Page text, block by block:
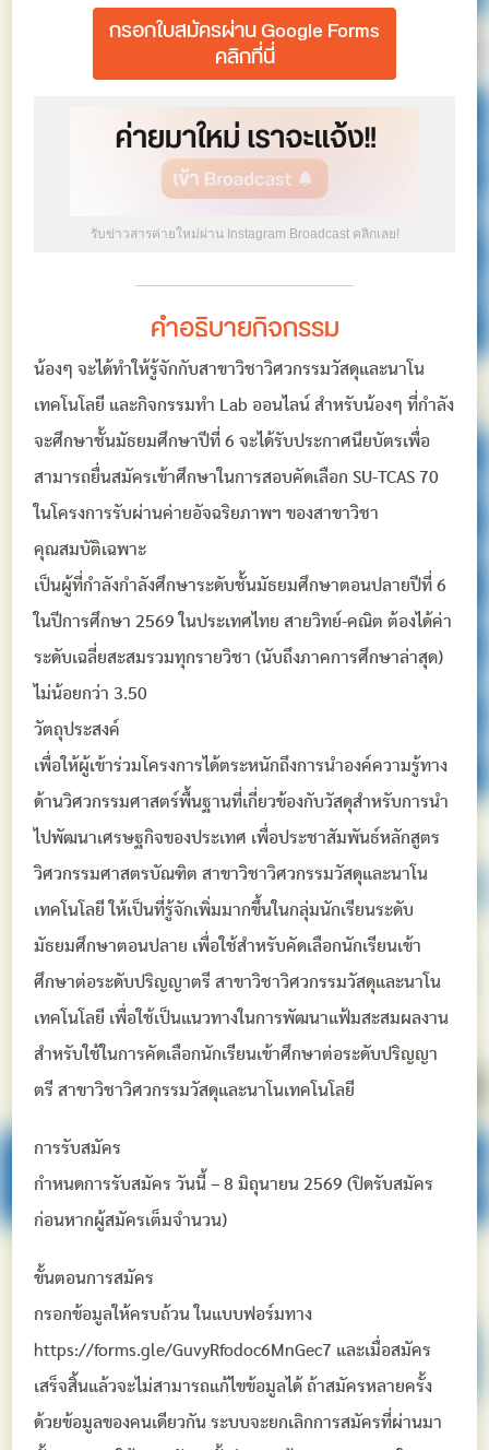
กรอกใบสมัครผ่าน Google Forms
คลิกที่นี่
รับข่าวสารค่ายใหม่ผ่าน Instagram Broadcast คลิกเลย!
คำอธิบายกิจกรรม
น้องๆ จะได้ทำให้รู้จักกับสาขาวิชาวิศวกรรมวัสดุและนาโน
เทคโนโลยี และกิจกรรมทำ Lab ออนไลน์ สำหรับน้องๆ ที่กำลัง
จะศึกษาชั้นมัธยมศึกษาปีที่ 6 จะได้รับประกาศนียบัตรเพื่อ
สามารถยื่นสมัครเข้าศึกษาในการสอบคัดเลือก SU-TCAS 70
ในโครงการรับผ่านค่ายอัจฉริยภาพฯ ของสาขาวิชา
คุณสมบัติเฉพาะ
เป็นผู้ที่กำลังกำลังศึกษาระดับชั้นมัธยมศึกษาตอนปลายปีที่ 6
ในปีการศึกษา 2569 ในประเทศไทย สายวิทย์-คณิต ต้องได้ค่า
ระดับเฉลี่ยสะสมรวมทุกรายวิชา (นับถึงภาคการศึกษาล่าสุด)
ไม่น้อยกว่า 3.50
วัตถุประสงค์
เพื่อให้ผู้เข้าร่วมโครงการได้ตระหนักถึงการนำองค์ความรู้ทาง
ด้านวิศวกรรมศาสตร์พื้นฐานที่เกี่ยวข้องกับวัสดุสำหรับการนำ
ไปพัฒนาเศรษฐกิจของประเทศ เพื่อประชาสัมพันธ์หลักสูตร
วิศวกรรมศาสตรบัณฑิต สาขาวิชาวิศวกรรมวัสดุและนาโน
เทคโนโลยี ให้เป็นที่รู้จักเพิ่มมากขึ้นในกลุ่มนักเรียนระดับ
มัธยมศึกษาตอนปลาย เพื่อใช้สำหรับคัดเลือกนักเรียนเข้า
ศึกษาต่อระดับปริญญาตรี สาขาวิชาวิศวกรรมวัสดุและนาโน
เทคโนโลยี เพื่อใช้เป็นแนวทางในการพัฒนาแฟ้มสะสมผลงาน
สำหรับใช้ในการคัดเลือกนักเรียนเข้าศึกษาต่อระดับปริญญา
ตรี สาขาวิชาวิศวกรรมวัสดุและนาโนเทคโนโลยี
การรับสมัคร
กำหนดการรับสมัคร วันนี้ – 8 มิถุนายน 2569 (ปิดรับสมัคร
ก่อนหากผู้สมัครเต็มจำนวน)
ขั้นตอนการสมัคร
กรอกข้อมูลให้ครบถ้วน ในแบบฟอร์มทาง
https://forms.gle/GuvyRfodoc6MnGec7 และเมื่อสมัคร
เสร็จสิ้นแล้วจะไม่สามารถแก้ไขข้อมูลได้ ถ้าสมัครหลายครั้ง
ด้วยข้อมูลของคนเดียวกัน ระบบจะยกเลิกการสมัครที่ผ่านมา